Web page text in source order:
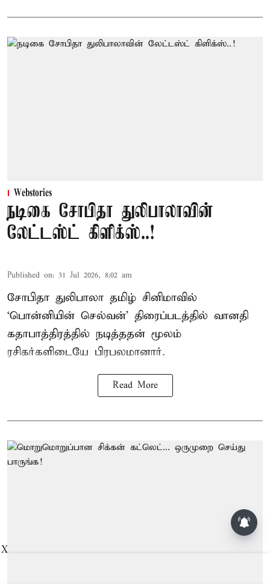
Webstories
நடிகை சோபிதா துலிபாலாவின்
லேட்டஸ்ட் கிளிக்ஸ்..!
Published on: 31 Jul 2026, 8:02 am
சோபிதா துலிபாலா தமிழ் சினிமாவில்
‘பொன்னியின் செல்வன்’ திரைப்படத்தில் வானதி
கதாபாத்திரத்தில் நடித்ததன் மூலம்
ரசிகர்களிடையே பிரபலமானார்.
Read More
X